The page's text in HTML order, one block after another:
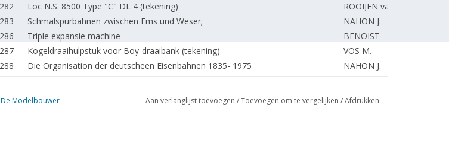
282
Loc N.S. 8500 Type "C" DL 4 (tekening)
ROOIJEN van J.
283
Schmalspurbahnen zwischen Ems und Weser;
NAHON J.
286
Triple expansie machine
BENOIST
287
Kogeldraaihulpstuk voor Boy-draaibank (tekening)
VOS M.
288
Die Organisation der deutscheen Eisenbahnen 1835- 1975
NAHON J.
290
Motoren, schakelingen, toerental.
HEUVEL van den T.
De Modelbouwer Aan verlanglijst toevoegen /Toevoegen om te vergelijken /Afdrukken